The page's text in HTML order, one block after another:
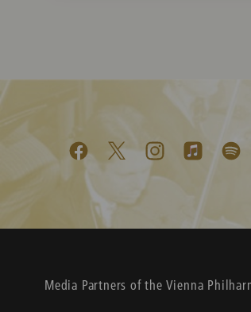
Media Partners of the Vienna